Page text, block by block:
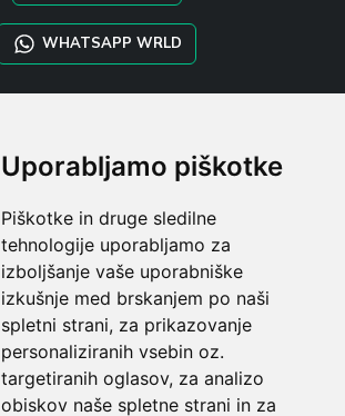
Uporabljamo piškotke
Piškotke in druge sledilne
tehnologije uporabljamo za
izboljšanje vaše uporabniške
izkušnje med brskanjem po naši
spletni strani, za prikazovanje
personaliziranih vsebin oz.
targetiranih oglasov, za analizo
obiskov naše spletne strani in za
WHATSAPP WRLD
SHOP B2B
TAYLOR MADE ORDERS
UPORABNI
REGISTE
PRIJAVITE S
NAKUPOVALNA KOŠARIC